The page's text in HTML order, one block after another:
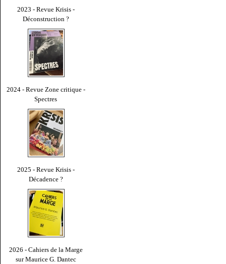
2023 - Revue Krisis -
Déconstruction ?
2024 - Revue Zone critique -
Spectres
2025 - Revue Krisis -
Décadence ?
2026 - Cahiers de la Marge
sur Maurice G. Dantec